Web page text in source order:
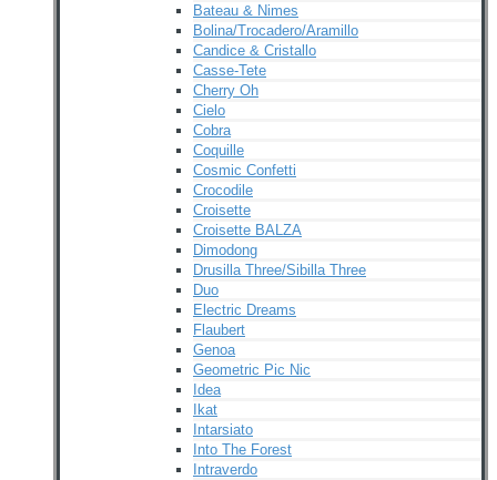
Bateau & Nimes
Bolina/Trocadero/Aramillo
Candice & Cristallo
Casse-Tete
Cherry Oh
Cielo
Cobra
Coquille
Cosmic Confetti
Crocodile
Croisette
Croisette BALZA
Dimodong
Drusilla Three/Sibilla Three
Duo
Electric Dreams
Flaubert
Genoa
Geometric Pic Nic
Idea
Ikat
Intarsiato
Into The Forest
Intraverdo